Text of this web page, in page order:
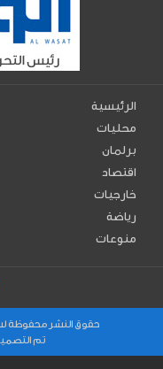
الرئيسية
محليات
برلمان
اقتصاد
خارجيات
رياضة
منوعات
حقوق النشر محفوظة
تم